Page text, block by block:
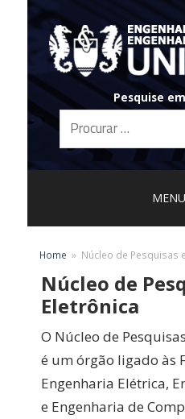
Skip
to
content
Pesquise
MENU
Home Núcleo de Pesquisas
Núcleo de
Eletrônica
O Núcleo de
é um órgão ligado às
Engenharia Elétrica,
e Engenharia de